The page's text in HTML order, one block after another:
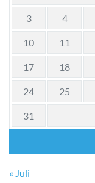
3 4
10 11
17 18
24 25
31
« Juli